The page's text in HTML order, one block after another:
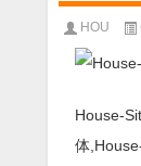
HOU
House-
体